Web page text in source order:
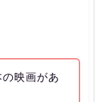
映画があ